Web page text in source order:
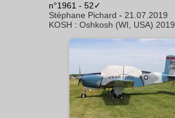
n°1961 - 52✓
Stéphane Pichard - 21.07.2019
KOSH : Oshkosh (WI, USA) 2019